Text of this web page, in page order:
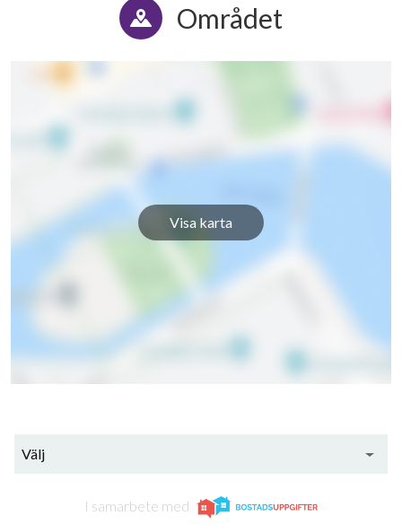
Området
Visa karta
Välj
I samarbete med